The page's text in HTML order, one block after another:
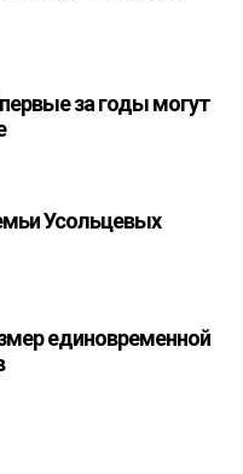
за годы могут
Усольцевых
единовременной